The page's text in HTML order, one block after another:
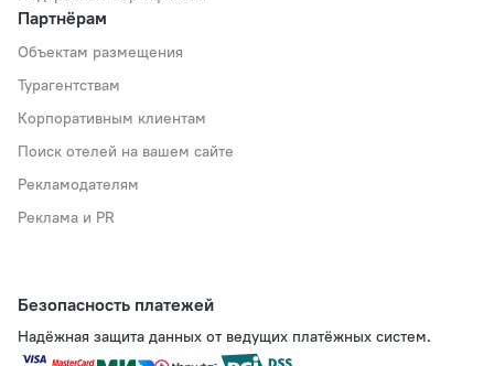
Партнёрам
Объектам размещения
Турагентствам
Корпоративным клиентам
Поиск отелей на вашем сайте
Рекламодателям
Реклама и PR
Безопасность платежей
Надёжная защита данных от ведущих платёжных систем.